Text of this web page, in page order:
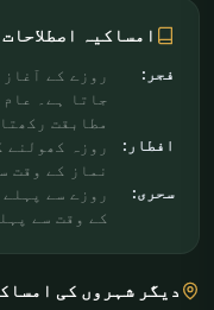
امساکیہ اصطلاحات
فجر:
روزے کے
جاتا ہے۔
مطابقت رکھتا
افطار:
روزہ کھولنے
نماز کے وقت
سحری:
روزے سے
کے وقت سے
دیگر شہروں کی